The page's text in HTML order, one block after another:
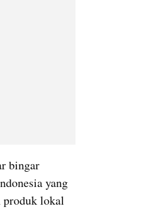
bingar
yang
produk lokal